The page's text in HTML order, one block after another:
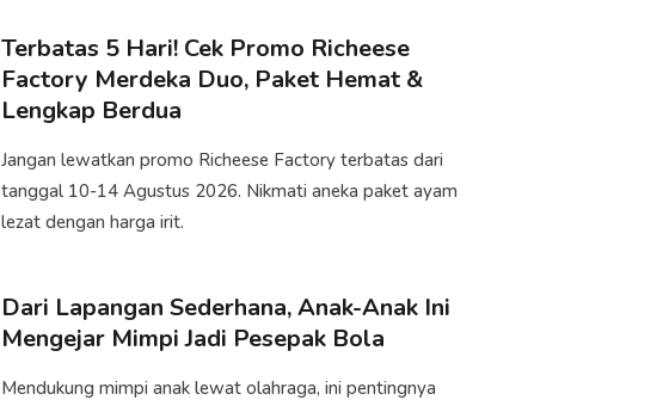
Terbatas 5 Hari! Cek Promo Richeese
Factory Merdeka Duo, Paket Hemat &
Lengkap Berdua
Jangan lewatkan promo Richeese Factory terbatas dari
tanggal 10-14 Agustus 2026. Nikmati aneka paket ayam
lezat dengan harga irit.
Dari Lapangan Sederhana, Anak-Anak Ini
Mengejar Mimpi Jadi Pesepak Bola
Mendukung mimpi anak lewat olahraga, ini pentingnya